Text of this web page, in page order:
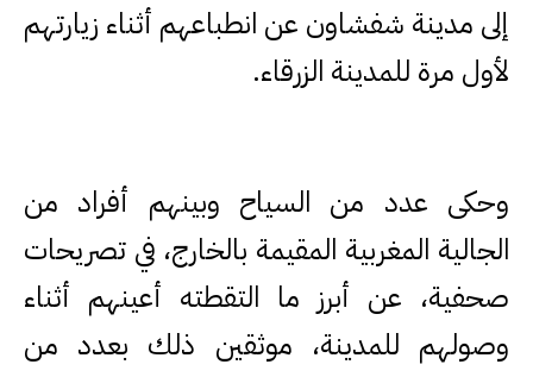
إلى مدينة شفشاون عن انطباعهم أثناء زيارتهم
لأول مرة للمدينة الزرقاء.
وحكى عدد من السياح وبينهم أفراد من
الجالية المغربية المقيمة بالخارج، في تصريحات
صحفية، عن أبرز ما التقطته أعينهم أثناء
وصولهم للمدينة، موثقين ذلك بعدد من